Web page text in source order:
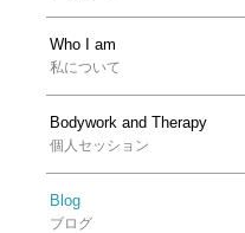
Who I am
私について
Bodywork and Therapy
個人セッション
Blog
ブログ